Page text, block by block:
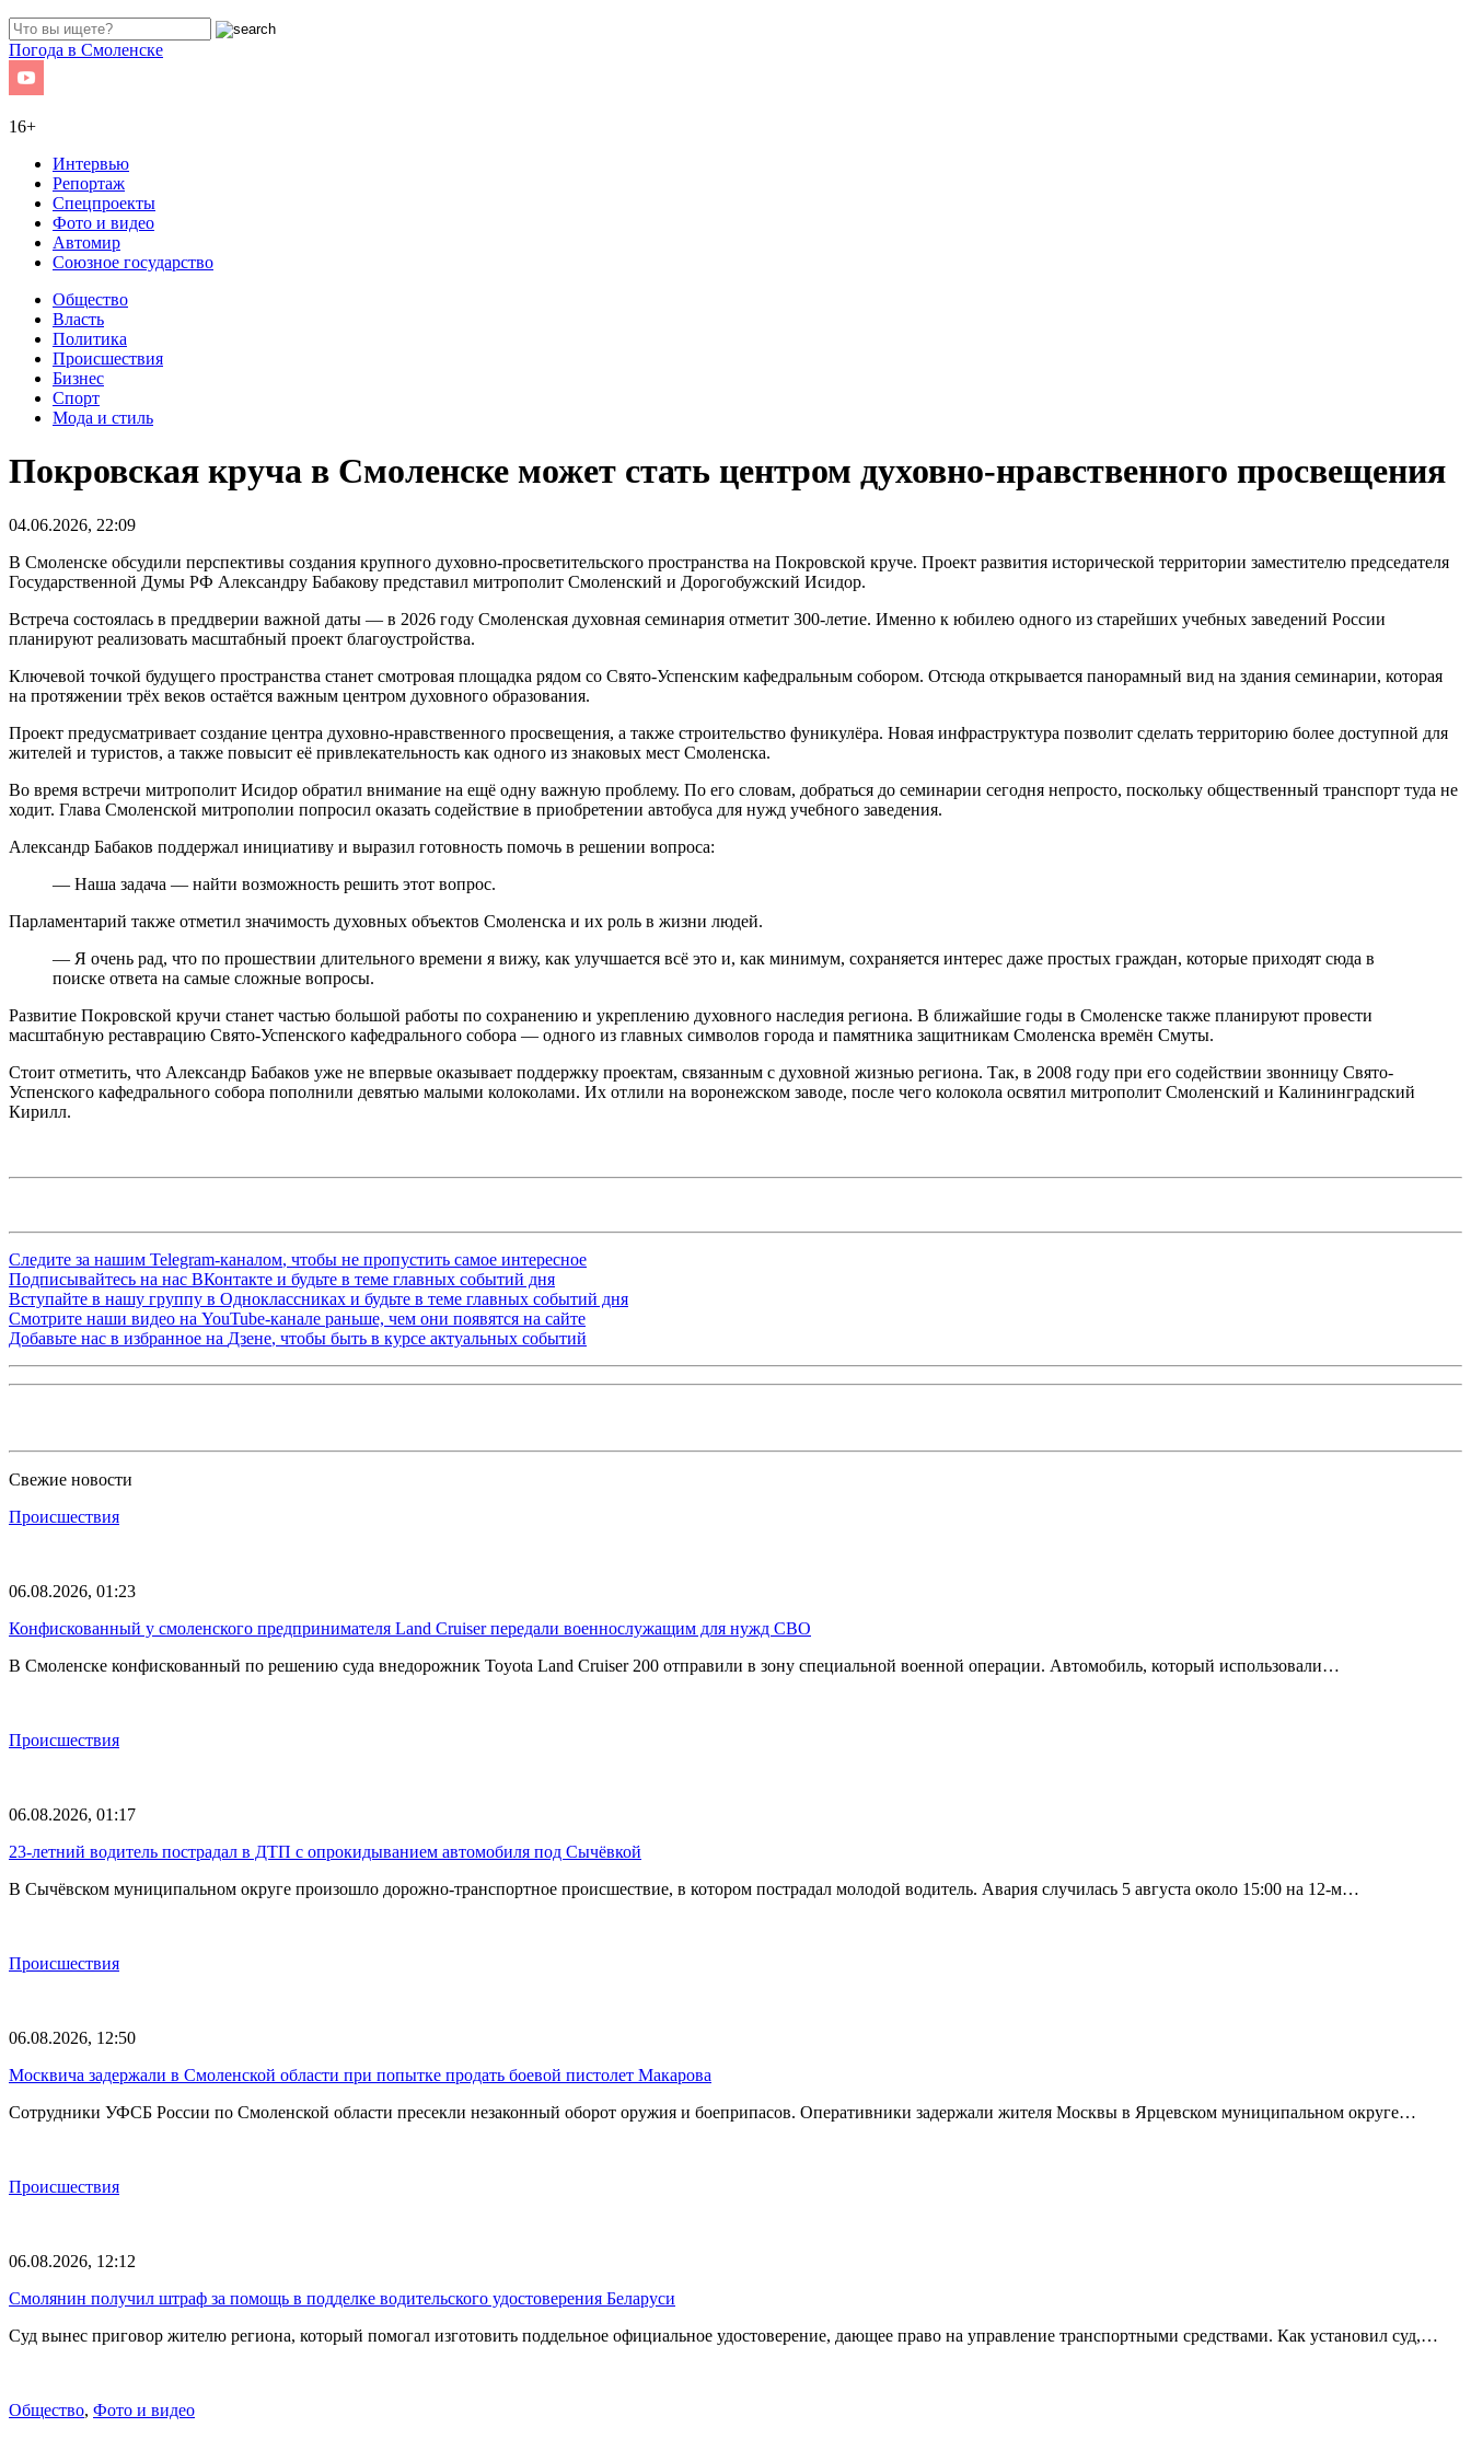
Погода в Смоленске
16+
Интервью
Репортаж
Спецпроекты
Фото и видео
Автомир
Союзное государство
Общество
Власть
Политика
Происшествия
Бизнес
Спорт
Мода и стиль
Покровская круча в Смоленске может стать центром духовно-нравственного просвещения
04.06.2026, 22:09
В Смоленске обсудили перспективы создания крупного духовно-просветительского пространства на Покровской круче. Проект развития исторической территории заместителю председателя
Государственной Думы РФ Александру Бабакову представил митрополит Смоленский и Дорогобужский Исидор.
Встреча состоялась в преддверии важной даты — в 2026 году Смоленская духовная семинария отметит 300-летие. Именно к юбилею одного из старейших учебных заведений России
планируют реализовать масштабный проект благоустройства.
Ключевой точкой будущего пространства станет смотровая площадка рядом со Свято-Успенским кафедральным собором. Отсюда открывается панорамный вид на здания семинарии, которая
на протяжении трёх веков остаётся важным центром духовного образования.
Проект предусматривает создание центра духовно-нравственного просвещения, а также строительство фуникулёра. Новая инфраструктура позволит сделать территорию более доступной для
жителей и туристов, а также повысит её привлекательность как одного из знаковых мест Смоленска.
Во время встречи митрополит Исидор обратил внимание на ещё одну важную проблему. По его словам, добраться до семинарии сегодня непросто, поскольку общественный транспорт туда не
ходит. Глава Смоленской митрополии попросил оказать содействие в приобретении автобуса для нужд учебного заведения.
Александр Бабаков поддержал инициативу и выразил готовность помочь в решении вопроса:
— Наша задача — найти возможность решить этот вопрос.
Парламентарий также отметил значимость духовных объектов Смоленска и их роль в жизни людей.
— Я очень рад, что по прошествии длительного времени я вижу, как улучшается всё это и, как минимум, сохраняется интерес даже простых граждан, которые приходят сюда в
поиске ответа на самые сложные вопросы.
Развитие Покровской кручи станет частью большой работы по сохранению и укреплению духовного наследия региона. В ближайшие годы в Смоленске также планируют провести
масштабную реставрацию Свято-Успенского кафедрального собора — одного из главных символов города и памятника защитникам Смоленска времён Смуты.
Стоит отметить, что Александр Бабаков уже не впервые оказывает поддержку проектам, связанным с духовной жизнью региона. Так, в 2008 году при его содействии звонницу Свято-
Успенского кафедрального собора пополнили девятью малыми колоколами. Их отлили на воронежском заводе, после чего колокола освятил митрополит Смоленский и Калининградский
Кирилл.
Следите за нашим Telegram-каналом, чтобы не пропустить самое интересное
Подписывайтесь на нас ВКонтакте и будьте в теме главных событий дня
Вступайте в нашу группу в Одноклассниках и будьте в теме главных событий дня
Смотрите наши видео на YouTube-канале раньше, чем они появятся на сайте
Добавьте нас в избранное на Дзене, чтобы быть в курсе актуальных событий
Свежие новости
Происшествия
06.08.2026, 01:23
Конфискованный у смоленского предпринимателя Land Cruiser передали военнослужащим для нужд СВО
В Смоленске конфискованный по решению суда внедорожник Toyota Land Cruiser 200 отправили в зону специальной военной операции. Автомобиль, который использовали…
Происшествия
06.08.2026, 01:17
23-летний водитель пострадал в ДТП с опрокидыванием автомобиля под Сычёвкой
В Сычёвском муниципальном округе произошло дорожно-транспортное происшествие, в котором пострадал молодой водитель. Авария случилась 5 августа около 15:00 на 12-м…
Происшествия
06.08.2026, 12:50
Москвича задержали в Смоленской области при попытке продать боевой пистолет Макарова
Сотрудники УФСБ России по Смоленской области пресекли незаконный оборот оружия и боеприпасов. Оперативники задержали жителя Москвы в Ярцевском муниципальном округе…
Происшествия
06.08.2026, 12:12
Смолянин получил штраф за помощь в подделке водительского удостоверения Беларуси
Суд вынес приговор жителю региона, который помогал изготовить поддельное официальное удостоверение, дающее право на управление транспортными средствами. Как установил суд,…
Общество, Фото и видео